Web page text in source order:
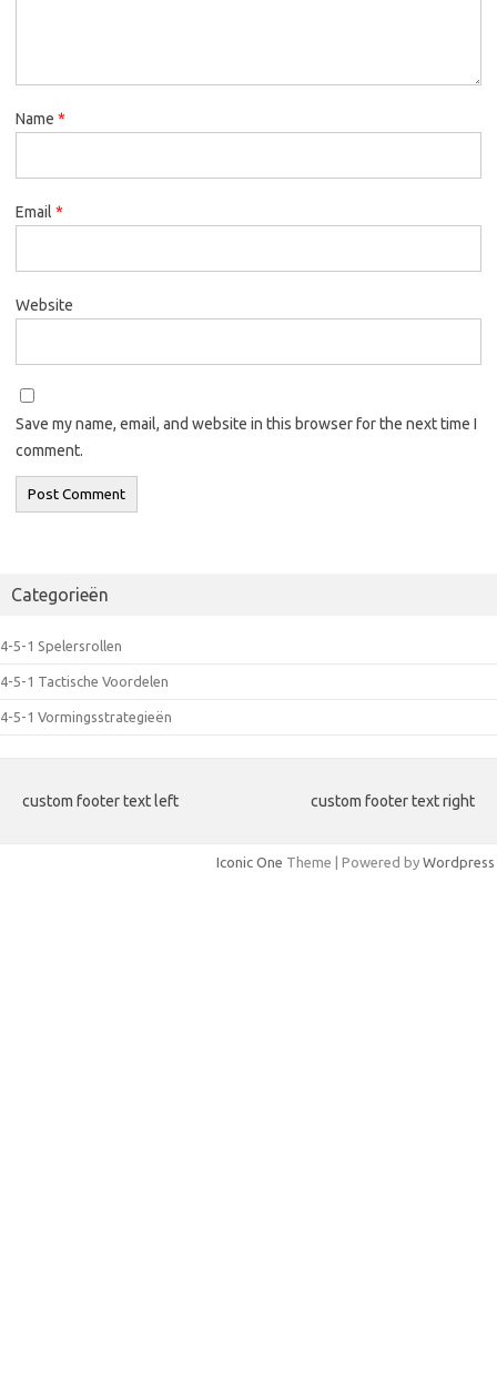
Name *
Email *
Website
Save my name, email, and website in this browser for the next time I
comment.
Categorieën
4-5-1 Spelersrollen
4-5-1 Tactische Voordelen
4-5-1 Vormingsstrategieën
custom footer text left custom footer text right
Iconic One Theme | Powered by Wordpress